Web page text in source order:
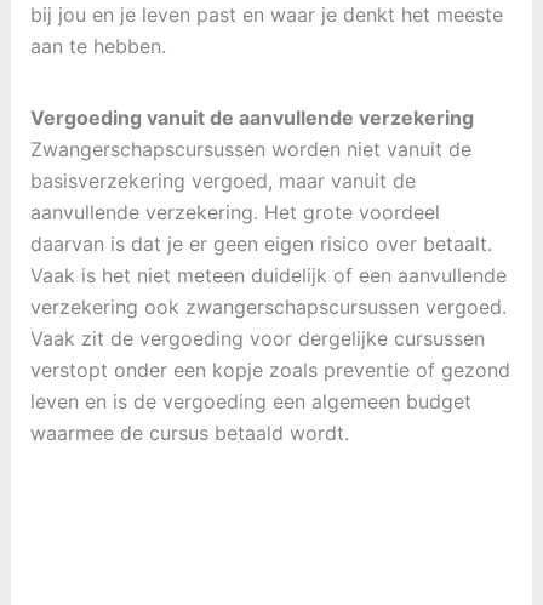
bij jou en je leven past en waar je denkt het meeste
aan te hebben.
Vergoeding vanuit de aanvullende verzekering
Zwangerschapscursussen worden niet vanuit de
basisverzekering vergoed, maar vanuit de
aanvullende verzekering. Het grote voordeel
daarvan is dat je er geen eigen risico over betaalt.
Vaak is het niet meteen duidelijk of een aanvullende
verzekering ook zwangerschapscursussen vergoed.
Vaak zit de vergoeding voor dergelijke cursussen
verstopt onder een kopje zoals preventie of gezond
leven en is de vergoeding een algemeen budget
waarmee de cursus betaald wordt.